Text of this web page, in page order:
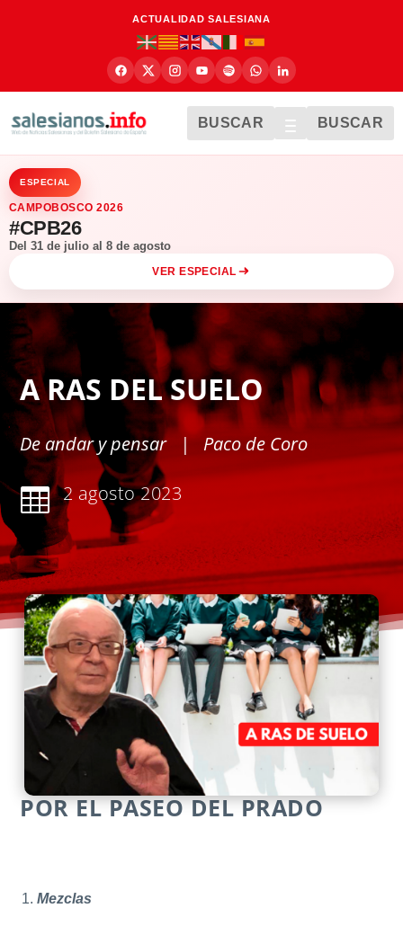
ACTUALIDAD SALESIANA
BUSCAR BUSCAR
ESPECIAL
CAMPOBOSCO 2026
#CPB26
Del 31 de julio al 8 de agosto
VER ESPECIAL
A RAS DEL SUELO
De andar y pensar | Paco de Coro
 2 agosto 2023
POR EL PASEO DEL PRADO
Mezclas